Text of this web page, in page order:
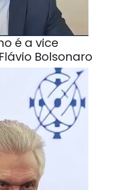
é a vice
Bolsonaro